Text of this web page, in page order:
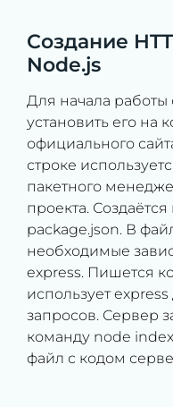
Создание
Node.js
Для начала
установить его на
официального
строке
пакетного
проекта.
package.json. В
необходимые
express. Пишется
использует
запросов. Сервер
команду node
файл с кодом